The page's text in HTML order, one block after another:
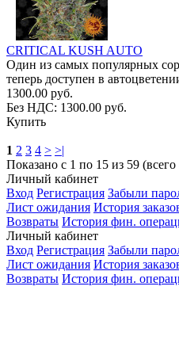
CRITICAL KUSH AUTO
Один из самых популярных
теперь доступен в
1300.00 руб.
Без НДС: 1300.00 руб.
Купить
1 2 3 4 > >|
Показано с 1 по 15 из 59
Личный кабинет
Вход Регистрация Забыли
Лист ожидания История
Возвраты История фин.
Личный кабинет
Вход Регистрация Забыли
Лист ожидания История
Возвраты История фин.